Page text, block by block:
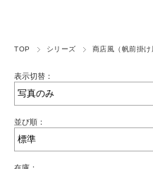
TOP シリーズ 商店風（帆前掛け
表示切替：
並び順：